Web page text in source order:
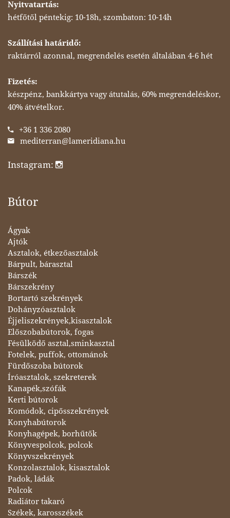
Nyitvatartás:
hétfőtől péntekig: 10-18h, szombaton: 10-14h
Szállítási határidő:
raktárról azonnal, megrendelés esetén általában 4-6 hét
Fizetés:
készpénz, bankkártya vagy átutalás, 60% megrendeléskor,
40% átvételkor.
+36 1 336 2080
mediterran@lameridiana.hu
Instagram:
Bútor
Ágyak
Ajtók
Asztalok, étkezőasztalok
Bárpult, bárasztal
Bárszék
Bárszekrény
Bortartó szekrények
Dohányzóasztalok
Éjjeliszekrények,kisasztalok
Előszobabútorok, fogas
Fésülködő asztal,sminkasztal
Fotelek, puffok, ottománok
Fürdőszoba bútorok
Íróasztalok, szekreterek
Kanapék,szófák
Kerti bútorok
Komódok, cipősszekrények
Konyhabútorok
Konyhagépek, borhűtők
Könyvespolcok, polcok
Könyvszekrények
Konzolasztalok, kisasztalok
Padok, ládák
Polcok
Radiátor takaró
Székek, karosszékek